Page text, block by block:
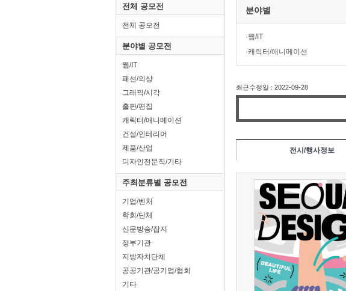
전체 공모전
전체 공모전
분야별 공모전
웹/IT
패션/의상
그래픽/시각
출판/편집
캐릭터/애니메이션
건설/인테리어
제품/산업
디자인전문직/기타
주최분류별 공모전
기업/벤처
학회/단체
신문방송/잡지
정부기관
지방자치단체
공공기관/공기업/협회
기타
분야별
·웹/IT
·캐릭터/애니메이션
최근수정일 : 2022-09-28
전시/행사정보